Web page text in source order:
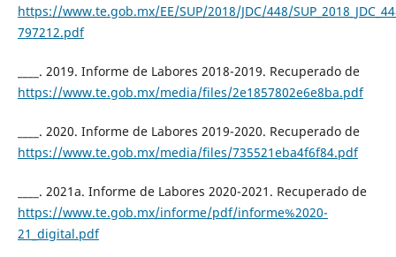
https://www.te.gob.mx/EE/SUP/2018/JDC/448/
797212.pdf
____. 2019. Informe de Labores 2018-2019. Recuperado de
https://www.te.gob.mx/media/files/2e1857802e6e8ba.pdf
____. 2020. Informe de Labores 2019-2020. Recuperado de
https://www.te.gob.mx/media/files/735521eba4f6f84.pdf
____. 2021a. Informe de Labores 2020-2021. Recuperado de
https://www.te.gob.mx/informe/pdf/informe%2020-
21_digital.pdf